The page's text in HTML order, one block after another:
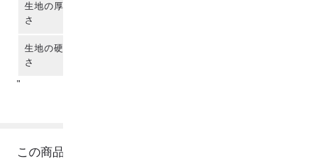
生地の厚
さ
生地の硬
さ
"
この商品のレビュー